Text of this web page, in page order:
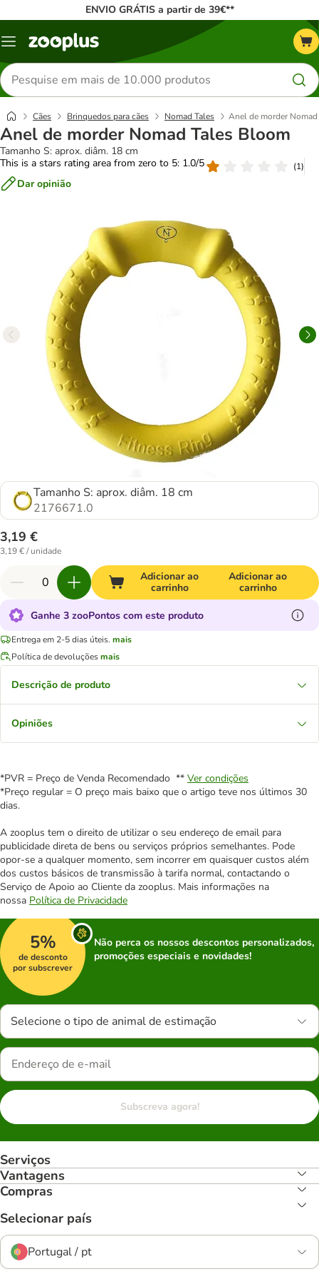
ENVIO GRÁTIS a partir de 39€**
Menu
Pesquisar
produtos
Cães Brinquedos para cães Nomad Tales Anel de morder
Anel de morder Nomad Tales Bloom
Tamanho S: aprox. diâm. 18 cm
This is a stars rating area from zero to 5: 1.0/5
(1)
Dar opinião
Tamanho S: aprox. diâm. 18 cm
2176671.0
3,19 €
3,19 € / unidade
Adicionar ao
carrinho
Adicionar ao
carrinho
Ganhe 3 zooPontos com este produto
Entrega em 2-5 dias úteis. mais
Política de devoluçõesmais
Descrição de produto
Opiniões
*PVR = Preço de Venda Recomendado ** Ver condições
*Preço regular = O preço mais baixo que o artigo teve nos últimos 30
dias.
A zooplus tem o direito de utilizar o seu endereço de email para
publicidade direta de bens ou serviços próprios semelhantes. Pode
opor-se a qualquer momento, sem incorrer em quaisquer custos além
dos custos básicos de transmissão à tarifa normal, contactando o
Serviço de Apoio ao Cliente da zooplus. Mais informações na
nossa Política de Privacidade
5%
de desconto
por subscrever
Não perca os nossos descontos personalizados,
promoções especiais e novidades!
Selecione o tipo de animal de estimação
Subscreva agora!
Serviços
Vantagens
Compras
Selecionar país
Portugal / pt